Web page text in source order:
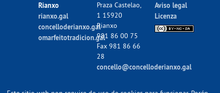
Rianxo
rianxo.gal
concelloderianxo.gal
omarfeitotradicion.gal
Praza Castelao,
1 15920
Rianxo
981 86 00 75
Fax 981 86 66
28
concello@concelloderianxo.gal
Aviso legal
Licenza